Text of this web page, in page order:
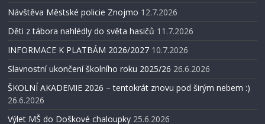
Návštěva Městské policie Znojmo 12.7.2026
Děti z tábora nahlédly do světa hasičů 11.7.2026
INFORMACE K PLATBÁM 2026/2027 10.7.2026
Slavnostní ukončení školního roku 2025/26 26.6.2026
ŠKOLNÍ AKADEMIE 2026 – tentokrát znovu pod širým nebem :)
26.6.2026
Výlet MŠ do Doškové chaloupky 25.6.2026